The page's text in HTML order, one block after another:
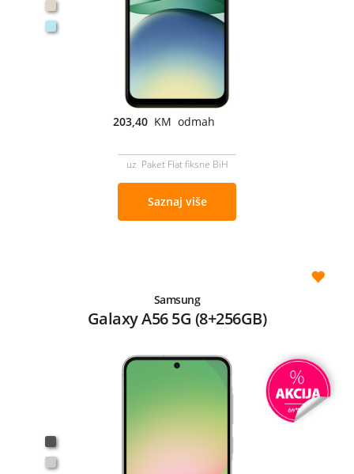
203,40 KM odmah
uz Paket Flat fiksne BiH
Saznaj više
Samsung
Galaxy A56 5G (8+256GB)